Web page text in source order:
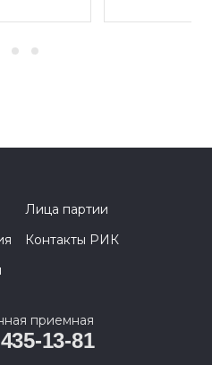
Лица партии
Контакты РИК
приемная
13-81